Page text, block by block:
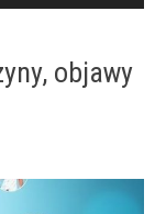
objawy